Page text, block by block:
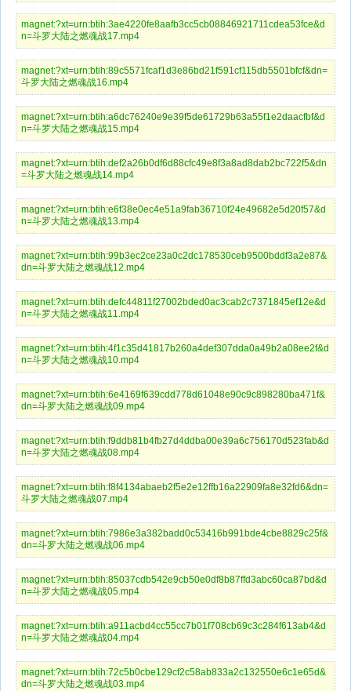
magnet:?xt=urn:btih:3ae4220fe8aafb3cc5cb08846921711cdea53fce&d
n=斗罗大陆之燃魂战17.mp4
magnet:?xt=urn:btih:89c5571fcaf1d3e86bd21f591cf115db5501bfcf&dn=
斗罗大陆之燃魂战16.mp4
magnet:?xt=urn:btih:a6dc76240e9e39f5de61729b63a55f1e2daacfbf&d
n=斗罗大陆之燃魂战15.mp4
magnet:?xt=urn:btih:def2a26b0df6d88cfc49e8f3a8ad8dab2bc722f5&dn
=斗罗大陆之燃魂战14.mp4
magnet:?xt=urn:btih:e6f38e0ec4e51a9fab36710f24e49682e5d20f57&d
n=斗罗大陆之燃魂战13.mp4
magnet:?xt=urn:btih:99b3ec2ce23a0c2dc178530ceb9500bddf3a2e87&
dn=斗罗大陆之燃魂战12.mp4
magnet:?xt=urn:btih:defc44811f27002bded0ac3cab2c7371845ef12e&d
n=斗罗大陆之燃魂战11.mp4
magnet:?xt=urn:btih:4f1c35d41817b260a4def307dda0a49b2a08ee2f&d
n=斗罗大陆之燃魂战10.mp4
magnet:?xt=urn:btih:6e4169f639cdd778d61048e90c9c898280ba471f&
dn=斗罗大陆之燃魂战09.mp4
magnet:?xt=urn:btih:f9ddb81b4fb27d4ddba00e39a6c756170d523fab&d
n=斗罗大陆之燃魂战08.mp4
magnet:?xt=urn:btih:f8f4134abaeb2f5e2e12ffb16a22909fa8e32fd6&dn=
斗罗大陆之燃魂战07.mp4
magnet:?xt=urn:btih:7986e3a382badd0c53416b991bde4cbe8829c25f&
dn=斗罗大陆之燃魂战06.mp4
magnet:?xt=urn:btih:85037cdb542e9cb50e0df8b87ffd3abc60ca87bd&d
n=斗罗大陆之燃魂战05.mp4
magnet:?xt=urn:btih:a911acbd4cc55cc7b01f708cb69c3c284f613ab4&d
n=斗罗大陆之燃魂战04.mp4
magnet:?xt=urn:btih:72c5b0cbe129cf2c58ab833a2c132550e6c1e65d&
dn=斗罗大陆之燃魂战03.mp4